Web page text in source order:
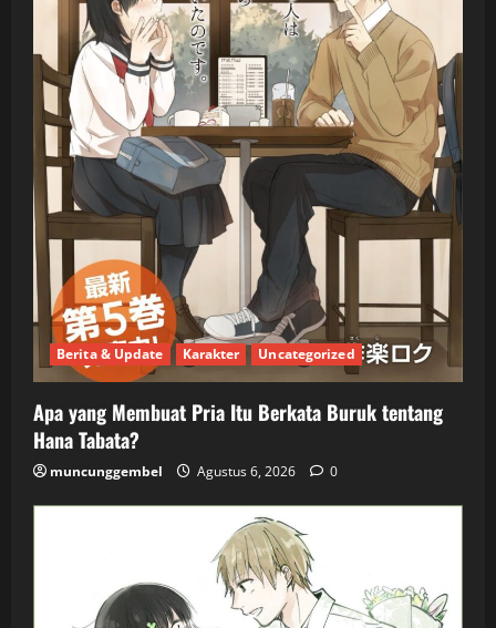
Berita & Update Karakter Uncategorized
Apa yang Membuat Pria Itu Berkata Buruk tentang
Hana Tabata?
muncunggembel Agustus 6, 2026 0